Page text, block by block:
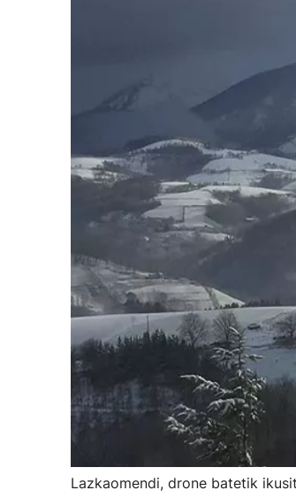
Lazkaomendi, drone batetik